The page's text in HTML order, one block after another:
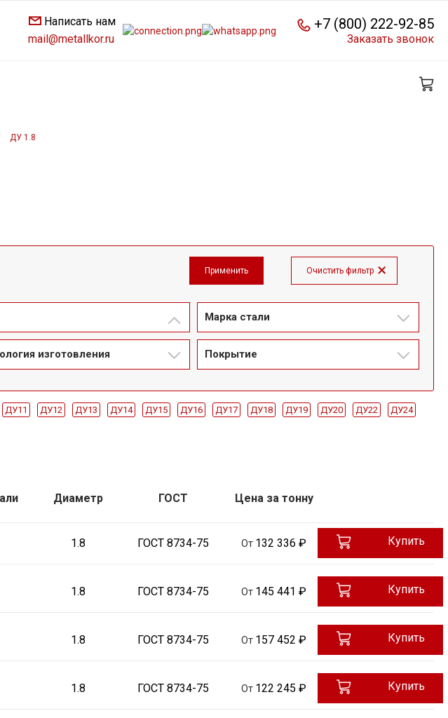
Написать нам
mail@metallkor.ru
+7 (800) 222-92-85
Заказать звонок
ДУ 1.8
Марка стали
изготовления Покрытие
ДУ11 ДУ12 ДУ13 ДУ14 ДУ15 ДУ16 ДУ17 ДУ18 ДУ19 ДУ20 ДУ22 ДУ24
Оцинкованная Горячедеформированная ГОСТ 8732-78 ГОСТ 8734-75
Диаметр ГОСТ Цена за тонну
1.8 ГОСТ 8734-75 От 132 336 ₽ Купить
1.8 ГОСТ 8734-75 От 145 441 ₽ Купить
1.8 ГОСТ 8734-75 От 157 452 ₽ Купить
1.8 ГОСТ 8734-75 От 122 245 ₽ Купить